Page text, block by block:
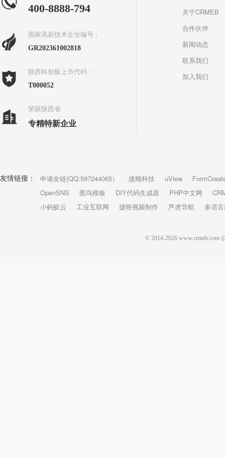
400-8888-794
国家高新技术企业编号：
GR202361002818
陕西科创板上市代码：
T000052
荣获陕西省
专精特新企业
关于CRMEB
合作伙伴
新闻动态
联系我们
加入我们
友情链接： 申请友链(QQ:597244065） 捷顺科技 uView
OpenSNS
图鸟模板 DIY代码生成器 PHP中文网
小蚂蚁云
工业互联网 捷映视频制作 芦虎导航 多语
© 2014-2026